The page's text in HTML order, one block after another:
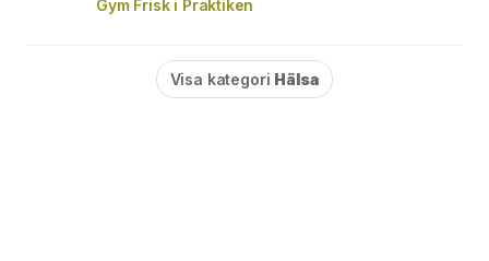
Gym Frisk i Praktiken
Visa kategori Hälsa